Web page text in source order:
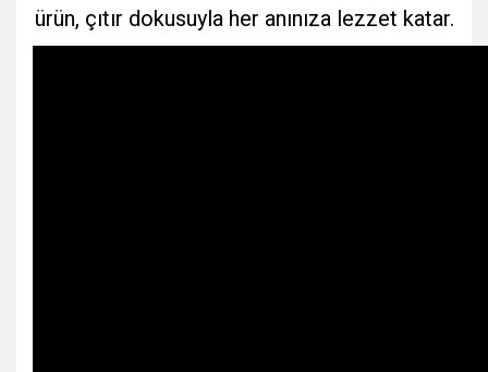
ürün, çıtır dokusuyla her anınıza lezzet katar.